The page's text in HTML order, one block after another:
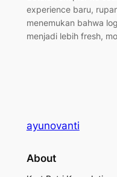
experience baru,
menemukan bahwa
menjadi lebih fresh,
ayunovanti
About